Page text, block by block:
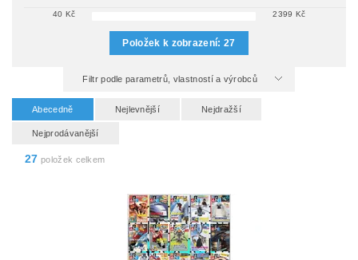
40 Kč 2399 Kč
Položek k zobrazení:27
Filtr podle parametrů, vlastností a výrobců
Abecedně Nejlevnější Nejdražší
Nejprodávanější
27 položek celkem